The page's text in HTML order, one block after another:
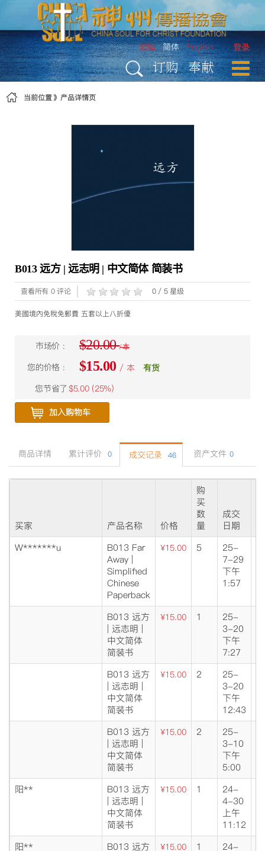
跳转到内容
登录
繁體 简体 English
订购 奉献
当前位置 产品详情页
B013 远方 | 远志明 | 中文简体 简装书
查看所有 0 评论 0 / 5 星级
美國境內免稅免郵費 五套以上八折優
市场价 : $20.00/ 本
您的价格 : $15.00 / 本
有货
您节省了 $5.00 (25%)
加入购物车
商品详情 累计评价 0 成交记录 46 资产文件 0
买家 产品名称 价格
购
买
数
量
成交
日期
W*******u
B013 Far
Away |
Simplified
Chinese
Paperback
¥15.00 5
25-
7-29
下午
1:57
B013 远方
| 远志明 |
中文简体
简装书
¥15.00 1
25-
3-20
下午
7:27
B013 远方
| 远志明 |
中文简体
简装书
¥15.00 2
25-
3-20
下午
12:43
B013 远方
| 远志明 |
中文简体
简装书
¥15.00 2
25-
3-10
下午
5:00
阳**
B013 远方
| 远志明 |
中文简体
简装书
¥15.00 1
24-
4-30
上午
11:12
阳**
B013 远方
¥15.00 1
24-